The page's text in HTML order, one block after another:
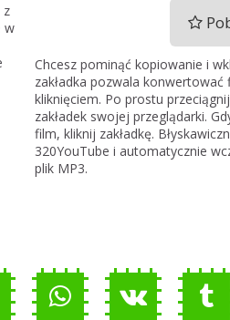
z
w
Chcesz pominąć kopiowanie i
zakładka pozwala
kliknięciem. Po prostu
zakładek swojej przeglądarki.
film, kliknij zakładkę.
320YouTube i automatycznie
plik MP3.